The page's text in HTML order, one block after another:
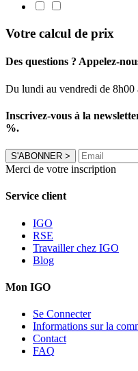
Votre calcul de prix
Des questions ? Appelez-
Du lundi au vendredi de 8h00
Inscrivez-vous à la
%.
S'ABONNER >
Merci de votre inscription
Service client
IGO
RSE
Travailler chez IGO
Blog
Mon IGO
Se Connecter
Informations sur la
Contact
FAQ